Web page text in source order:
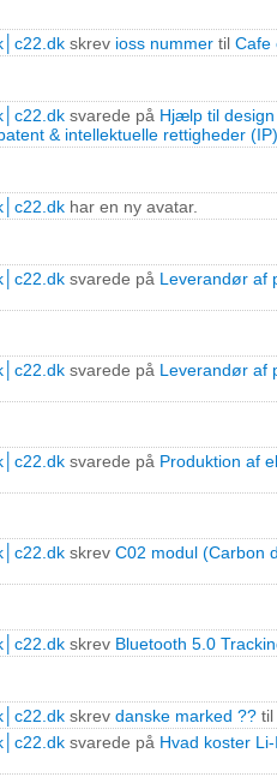
skrev ioss nummer til Cafe
svarede på Hjælp til
& intellektuelle rettigheder (IP)
har en ny avatar.
svarede på Leverandør af
svarede på Leverandør af
svarede på Produktion af
skrev C02 modul (Carbon
skrev Bluetooth 5.0
skrev danske marked ?? til
svarede på Hvad koster